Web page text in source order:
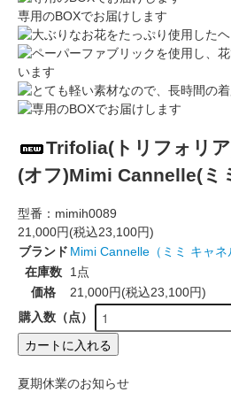
専用のBOXでお届けします
Trifolia(トリフォリ
(オフ)Mimi Cannelle(ミ
型番： mimih0089
21,000円(税込23,100円)
ブランド Mimi Cannelle（ミミ キャネ
在庫数
1点
価格
21,000円(税込23,100円)
購入数（点）
カートに入れる
夏期休業のお知らせ